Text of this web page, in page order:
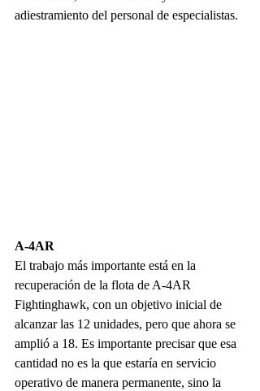
adiestramiento del personal de especialistas.
A-4AR
El trabajo más importante está en la
recuperación de la flota de A-4AR
Fightinghawk, con un objetivo inicial de
alcanzar las 12 unidades, pero que ahora se
amplió a 18. Es importante precisar que esa
cantidad no es la que estaría en servicio
operativo de manera permanente, sino la